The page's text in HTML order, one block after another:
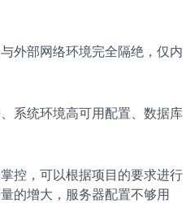
外部网络环境完全隔绝，仅内
系统环境高可用配置、数据库
控，可以根据项目的要求进行
的增大，服务器配置不够用